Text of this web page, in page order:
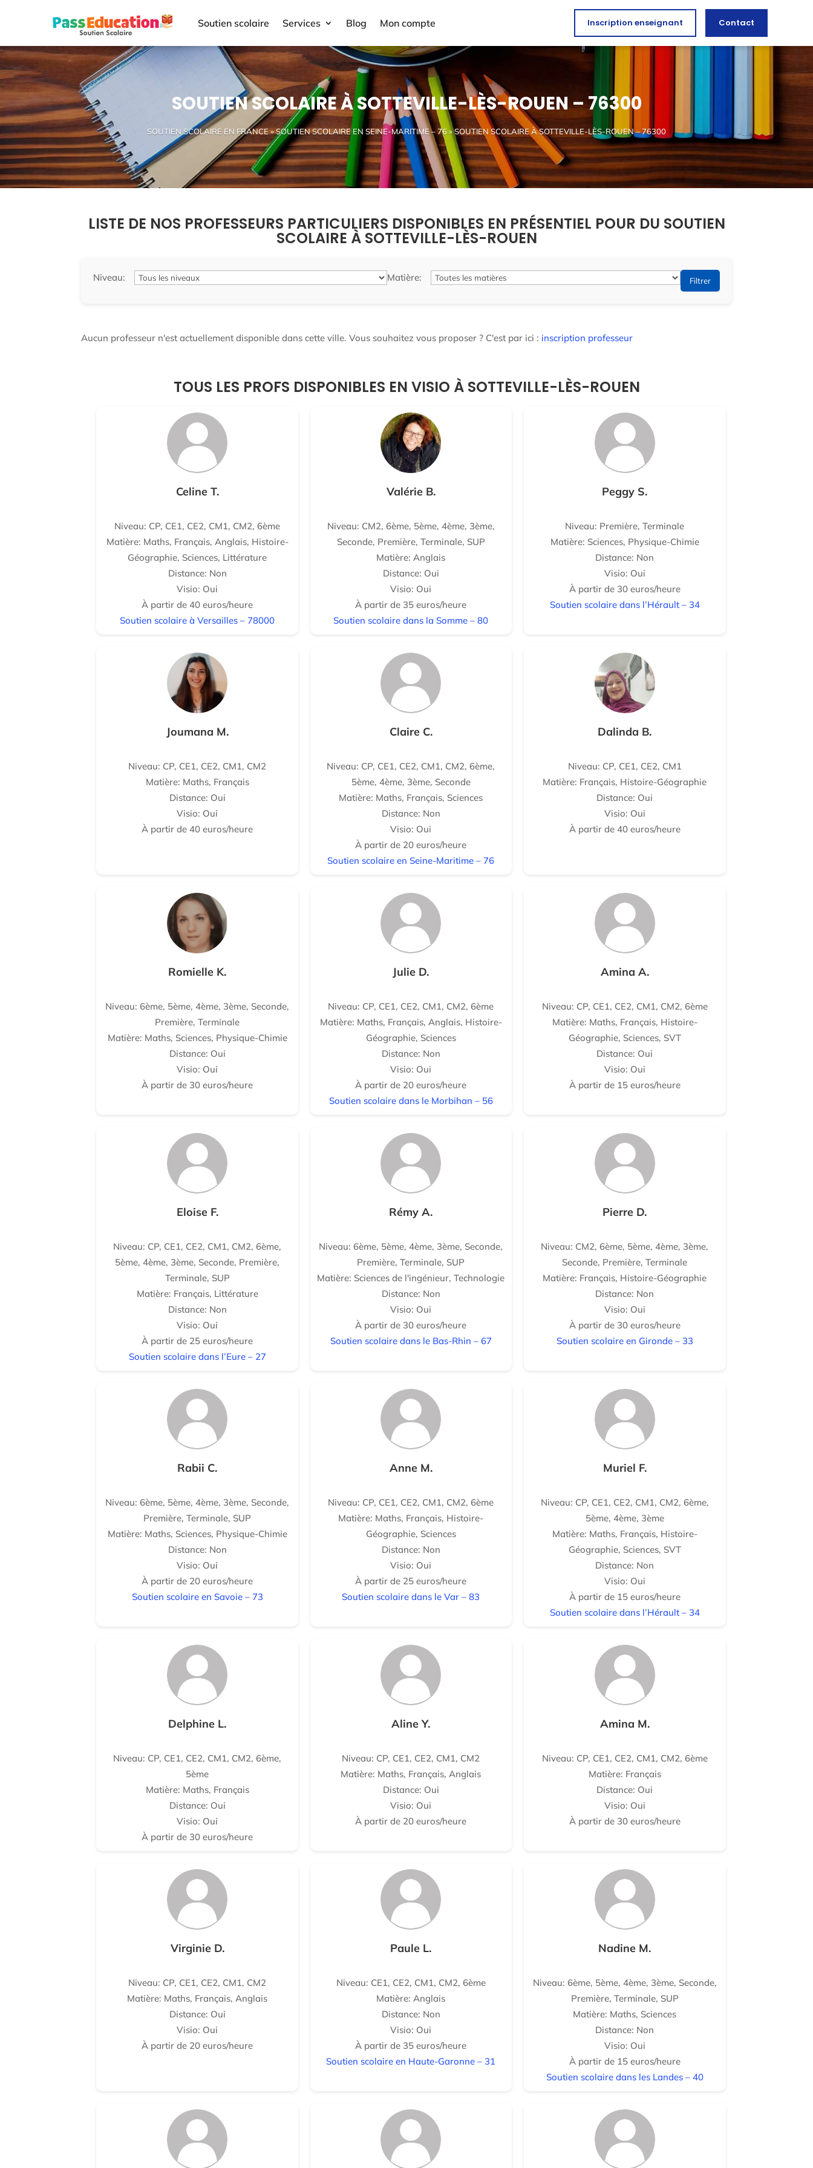
Soutien scolaire Services Blog Mon compte Inscription enseignant Contact
SOUTIEN SCOLAIRE À SOTTEVILLE-LÈS-ROUEN – 76300
SOUTIEN SCOLAIRE EN FRANCE»SOUTIEN SCOLAIRE EN SEINE-MARITIME – 76» SOUTIEN SCOLAIRE À SOTTEVILLE-LÈS-ROUEN – 76300
LISTE DE NOS PROFESSEURS PARTICULIERS DISPONIBLES EN PRÉSENTIEL POUR DU SOUTIEN
SCOLAIRE À SOTTEVILLE-LÈS-ROUEN
Niveau: Matière: Filtrer
Aucun professeur n'est actuellement disponible dans cette ville. Vous souhaitez vous proposer ? C'est par ici : inscription professeur
TOUS LES PROFS DISPONIBLES EN VISIO À SOTTEVILLE-LÈS-ROUEN
Celine T.
Niveau: CP, CE1, CE2, CM1, CM2, 6ème
Matière: Maths, Français, Anglais, Histoire-
Géographie, Sciences, Littérature
Distance: Non
Visio: Oui
À partir de 40 euros/heure
Soutien scolaire à Versailles – 78000
Valérie B.
Niveau: CM2, 6ème, 5ème, 4ème, 3ème,
Seconde, Première, Terminale, SUP
Matière: Anglais
Distance: Oui
Visio: Oui
À partir de 35 euros/heure
Soutien scolaire dans la Somme – 80
Peggy S.
Niveau: Première, Terminale
Matière: Sciences, Physique-Chimie
Distance: Non
Visio: Oui
À partir de 30 euros/heure
Soutien scolaire dans l’Hérault – 34
Joumana M.
Niveau: CP, CE1, CE2, CM1, CM2
Matière: Maths, Français
Distance: Oui
Visio: Oui
À partir de 40 euros/heure
Claire C.
Niveau: CP, CE1, CE2, CM1, CM2, 6ème,
5ème, 4ème, 3ème, Seconde
Matière: Maths, Français, Sciences
Distance: Non
Visio: Oui
À partir de 20 euros/heure
Soutien scolaire en Seine-Maritime – 76
Dalinda B.
Niveau: CP, CE1, CE2, CM1
Matière: Français, Histoire-Géographie
Distance: Oui
Visio: Oui
À partir de 40 euros/heure
Romielle K.
Niveau: 6ème, 5ème, 4ème, 3ème, Seconde,
Première, Terminale
Matière: Maths, Sciences, Physique-Chimie
Distance: Oui
Visio: Oui
À partir de 30 euros/heure
Julie D.
Niveau: CP, CE1, CE2, CM1, CM2, 6ème
Matière: Maths, Français, Anglais, Histoire-
Géographie, Sciences
Distance: Non
Visio: Oui
À partir de 20 euros/heure
Soutien scolaire dans le Morbihan – 56
Amina A.
Niveau: CP, CE1, CE2, CM1, CM2, 6ème
Matière: Maths, Français, Histoire-
Géographie, Sciences, SVT
Distance: Oui
Visio: Oui
À partir de 15 euros/heure
Eloise F.
Niveau: CP, CE1, CE2, CM1, CM2, 6ème,
5ème, 4ème, 3ème, Seconde, Première,
Terminale, SUP
Matière: Français, Littérature
Distance: Non
Visio: Oui
À partir de 25 euros/heure
Soutien scolaire dans l’Eure – 27
Rémy A.
Niveau: 6ème, 5ème, 4ème, 3ème, Seconde,
Première, Terminale, SUP
Matière: Sciences de l'ingénieur, Technologie
Distance: Non
Visio: Oui
À partir de 30 euros/heure
Soutien scolaire dans le Bas-Rhin – 67
Pierre D.
Niveau: CM2, 6ème, 5ème, 4ème, 3ème,
Seconde, Première, Terminale
Matière: Français, Histoire-Géographie
Distance: Non
Visio: Oui
À partir de 30 euros/heure
Soutien scolaire en Gironde – 33
Rabii C.
Niveau: 6ème, 5ème, 4ème, 3ème, Seconde,
Première, Terminale, SUP
Matière: Maths, Sciences, Physique-Chimie
Distance: Non
Visio: Oui
À partir de 20 euros/heure
Soutien scolaire en Savoie – 73
Anne M.
Niveau: CP, CE1, CE2, CM1, CM2, 6ème
Matière: Maths, Français, Histoire-
Géographie, Sciences
Distance: Non
Visio: Oui
À partir de 25 euros/heure
Soutien scolaire dans le Var – 83
Muriel F.
Niveau: CP, CE1, CE2, CM1, CM2, 6ème,
5ème, 4ème, 3ème
Matière: Maths, Français, Histoire-
Géographie, Sciences, SVT
Distance: Non
Visio: Oui
À partir de 15 euros/heure
Soutien scolaire dans l’Hérault – 34
Delphine L.
Niveau: CP, CE1, CE2, CM1, CM2, 6ème,
5ème
Matière: Maths, Français
Distance: Oui
Visio: Oui
À partir de 30 euros/heure
Aline Y.
Niveau: CP, CE1, CE2, CM1, CM2
Matière: Maths, Français, Anglais
Distance: Oui
Visio: Oui
À partir de 20 euros/heure
Amina M.
Niveau: CP, CE1, CE2, CM1, CM2, 6ème
Matière: Français
Distance: Oui
Visio: Oui
À partir de 30 euros/heure
Virginie D.
Niveau: CP, CE1, CE2, CM1, CM2
Matière: Maths, Français, Anglais
Distance: Oui
Visio: Oui
À partir de 20 euros/heure
Paule L.
Niveau: CE1, CE2, CM1, CM2, 6ème
Matière: Anglais
Distance: Non
Visio: Oui
À partir de 35 euros/heure
Soutien scolaire en Haute-Garonne – 31
Nadine M.
Niveau: 6ème, 5ème, 4ème, 3ème, Seconde,
Première, Terminale, SUP
Matière: Maths, Sciences
Distance: Non
Visio: Oui
À partir de 15 euros/heure
Soutien scolaire dans les Landes – 40